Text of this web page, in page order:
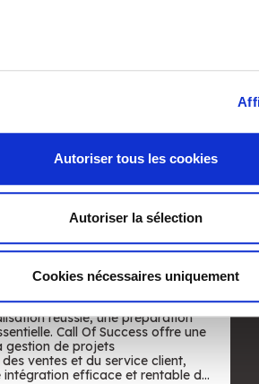
relatives aux médias sociaux et
informations que vous leur avez
utilisation de leurs services.
Autoriser tous les cookies
Autoriser la sélection
Cookies nécessaires uniquement
d'accompagnement
outsourcing
réussie, une préparation
Call Of Success offre une
gestion de projets
ventes et du service client,
intégration efficace et rentable de